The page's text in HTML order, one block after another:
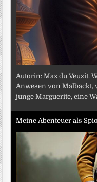
Autorin: Max du Veuzit.
Anwesen von Malbackt,
junge Marguerite, eine
Meine Abenteuer als